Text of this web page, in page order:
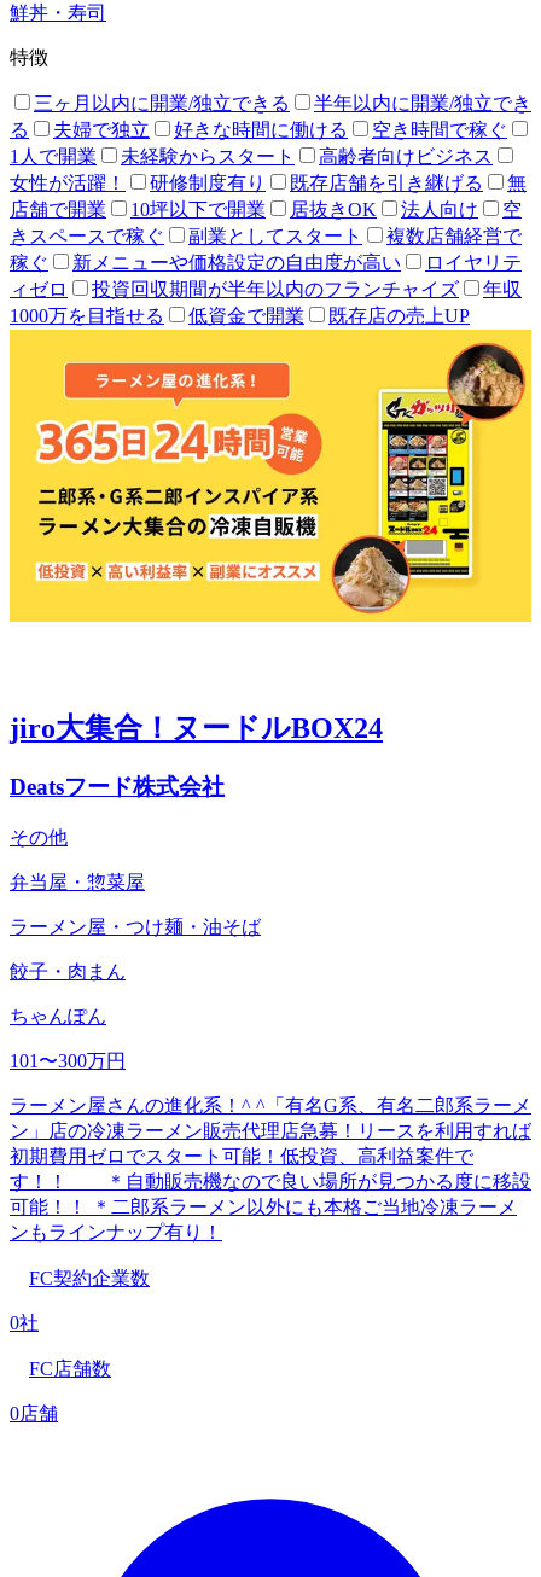
鮮丼・寿司
特徴
三ヶ月以内に開業/独立できる
半年以内に開業/独立でき
る
夫婦で独立 好きな時間に働ける
空き時間で稼ぐ
1人で開業
未経験からスタート
高齢者向けビジネス
女性が活躍！
研修制度有り 既存店舗を引き継げる
無
店舗で開業
10坪以下で開業 居抜きOK 法人向け
空
きスペースで稼ぐ
副業としてスタート
複数店舗経営で
稼ぐ
新メニューや価格設定の自由度が高い
ロイヤリテ
ィゼロ
投資回収期間が半年以内のフランチャイズ
年収
1000万を目指せる
低資金で開業 既存店の売上UP
jiro大集合！ヌードルBOX24
Deatsフード株式会社
その他
弁当屋・惣菜屋
ラーメン屋・つけ麺・油そば
餃子・肉まん
ちゃんぽん
101〜300万円
ラーメン屋さんの進化系！^ ^「有名G系、有名二郎系ラーメ
ン」店の冷凍ラーメン販売代理店急募！リースを利用すれば
初期費用ゼロでスタート可能！低投資、高利益案件で
す！！ ＊自動販売機なので良い場所が見つかる度に移設
可能！！ ＊二郎系ラーメン以外にも本格ご当地冷凍ラーメ
ンもラインナップ有り！
FC契約企業数
0社
FC店舗数
0店舗